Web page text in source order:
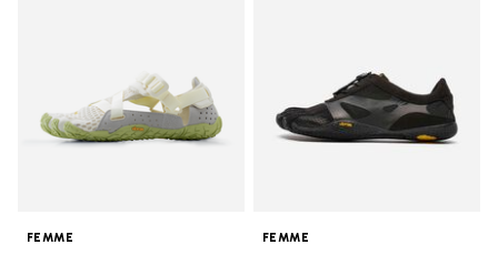
FEMME FEMME